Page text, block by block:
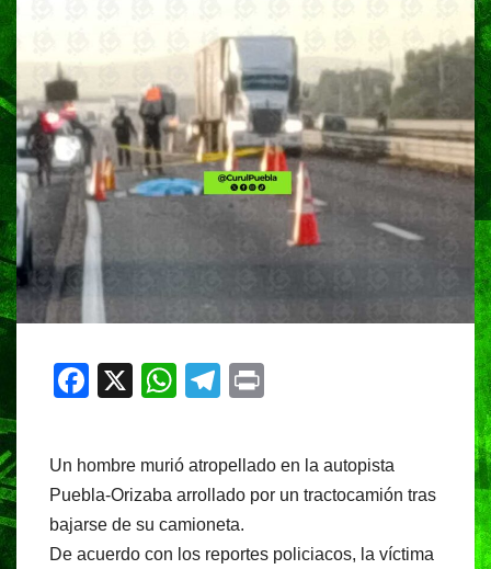
F
c
e
b
o
X
W
at
s
A
p
T
e
gr
a
m
t
Un hombre murió atropellado en la autopista
Puebla-Orizaba arrollado por un tractocamión tras
bajarse de su camioneta.
De acuerdo con los reportes policiacos, la víctima